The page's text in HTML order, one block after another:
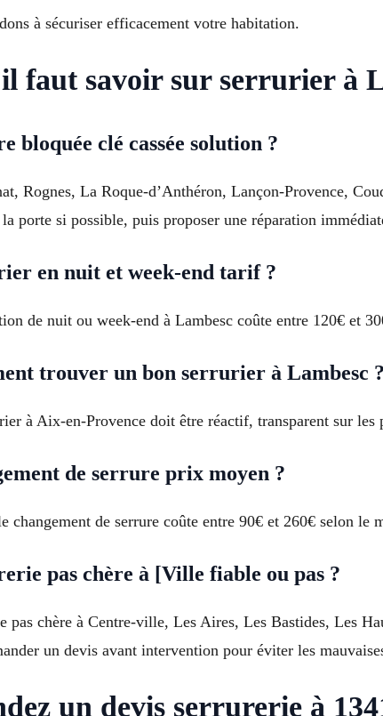
à sécuriser efficacement votre habitation.
faut savoir sur serrurier à
bloquée clé cassée solution ?
Rognes, La Roque-d’Anthéron, Lançon-Provence,
porte si possible, puis proposer une réparation
en nuit et week-end tarif ?
de nuit ou week-end à Lambesc coûte entre 120€ et
trouver un bon serrurier à Lambesc ?
à Aix-en-Provence doit être réactif, transparent sur
de serrure prix moyen ?
changement de serrure coûte entre 90€ et 260€ selon
pas chère à [Ville fiable ou pas ?
pas chère à Centre-ville, Les Aires, Les Bastides, Les
un devis avant intervention pour éviter les
un devis serrurerie à